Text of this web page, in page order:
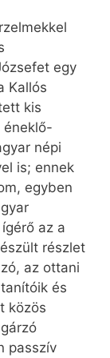
egy
Kallós
kis
éneklő-
népi
is; ennek
egyben
az a
részlet
az ottani
és
közös
passzív